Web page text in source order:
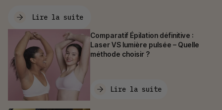
Lire la suite
Comparatif Épilation définitive :
Laser VS lumière pulsée – Quelle
méthode choisir ?
Lire la suite